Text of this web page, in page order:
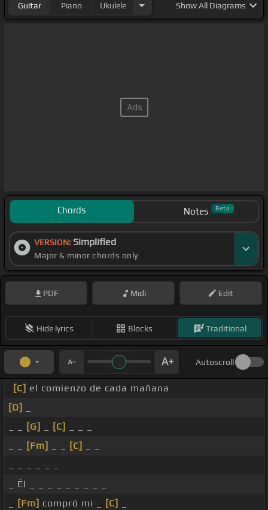
Guitar Piano Ukulele ShowAll Diagrams
Chords Notes Beta
VERSION: Simplified
Major & minor chords only
PDF Midi Edit
Hide lyrics Blocks Traditional
Autoscroll
[C] el comienzo de cada mañana
[D]
[G] [C]
[Fm] [C]
_ Él _ _ _ _ _ _ _ _ _
[Fm] compró mi _ [C]